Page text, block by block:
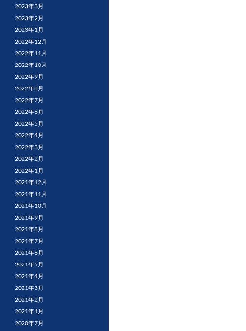
2023年3月
2023年2月
2023年1月
2022年12月
2022年11月
2022年10月
2022年9月
2022年8月
2022年7月
2022年6月
2022年5月
2022年4月
2022年3月
2022年2月
2022年1月
2021年12月
2021年11月
2021年10月
2021年9月
2021年8月
2021年7月
2021年6月
2021年5月
2021年4月
2021年3月
2021年2月
2021年1月
2020年7月